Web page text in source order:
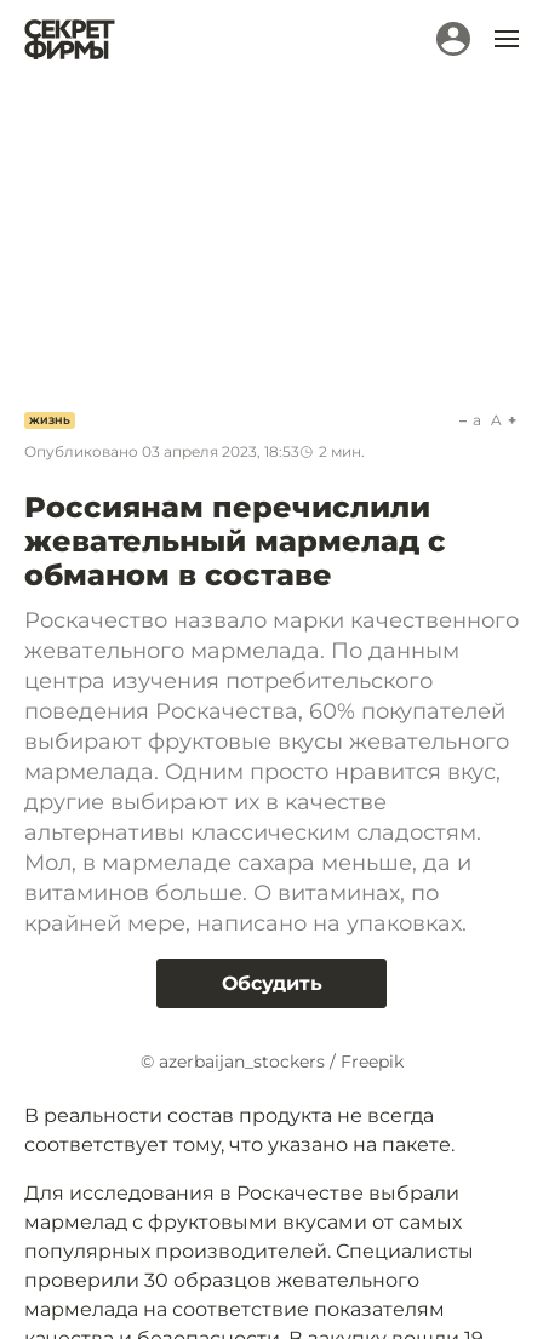
ЖИЗНЬ
Опубликовано 03 апреля 2023, 18:53 2 мин.
a A
Россиянам перечислили
жевательный мармелад с
обманом в составе
Роскачество назвало марки качественного
жевательного мармелада. По данным
центра изучения потребительского
поведения Роскачества, 60% покупателей
выбирают фруктовые вкусы жевательного
мармелада. Одним просто нравится вкус,
другие выбирают их в качестве
альтернативы классическим сладостям.
Мол, в мармеладе сахара меньше, да и
витаминов больше. О витаминах, по
крайней мере, написано на упаковках.
Обсудить
© azerbaijan_stockers / Freepik
В реальности состав продукта не всегда
соответствует тому, что указано на пакете.
Для исследования в Роскачестве выбрали
мармелад с фруктовыми вкусами от самых
популярных производителей. Специалисты
проверили 30 образцов жевательного
мармелада на соответствие показателям